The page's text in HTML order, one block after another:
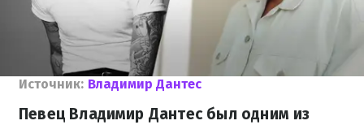
Источник: Владимир Дантес
Певец Владимир Дантес был одним из